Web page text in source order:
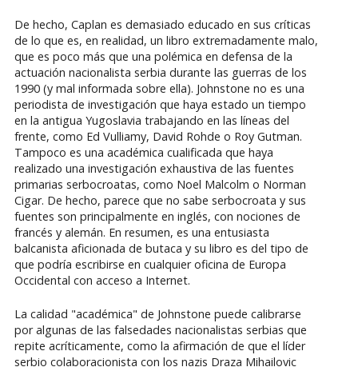
De hecho, Caplan es demasiado educado en sus críticas
de lo que es, en realidad, un libro extremadamente malo,
que es poco más que una polémica en defensa de la
actuación nacionalista serbia durante las guerras de los
1990 (y mal informada sobre ella). Johnstone no es una
periodista de investigación que haya estado un tiempo
en la antigua Yugoslavia trabajando en las líneas del
frente, como Ed Vulliamy, David Rohde o Roy Gutman.
Tampoco es una académica cualificada que haya
realizado una investigación exhaustiva de las fuentes
primarias serbocroatas, como Noel Malcolm o Norman
Cigar. De hecho, parece que no sabe serbocroata y sus
fuentes son principalmente en inglés, con nociones de
francés y alemán. En resumen, es una entusiasta
balcanista aficionada de butaca y su libro es del tipo de
que podría escribirse en cualquier oficina de Europa
Occidental con acceso a Internet.
La calidad "académica" de Johnstone puede calibrarse
por algunas de las falsedades nacionalistas serbias que
repite acríticamente, como la afirmación de que el líder
serbio colaboracionista con los nazis Draza Mihailovic